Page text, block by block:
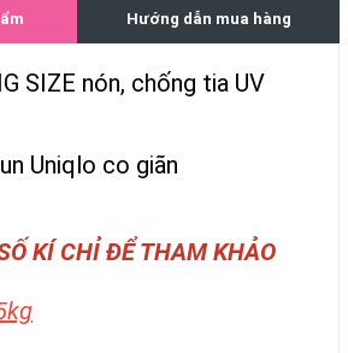
Hướng dẫn mua hàng
SIZE nón, chống tia UV
Uniqlo co giãn
KÍ CHỈ ĐỂ THAM KHẢO